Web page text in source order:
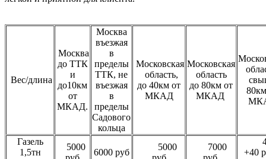
Вес/длина
Москва
до ТТК
и
до10км
от
МКАД.
Москва
въезжая
в
пределы
ТТК, не
въезжая
в
пределы
Садового
кольца
Московская
область,
до 40км от
МКАД
Московская
область
до 80км от
МКАД
Газель
1,5тн
5000
6000 руб
5000
7000
+40